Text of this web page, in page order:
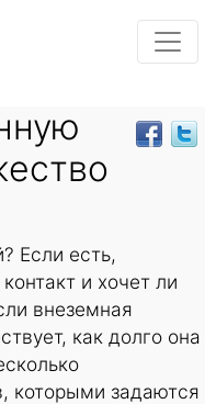
Если есть,
и хочет ли
внеземная
как долго она
которыми задаются